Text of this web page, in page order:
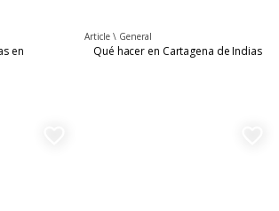
en
Article \ General
Qué hacer en Cartagena de Indias